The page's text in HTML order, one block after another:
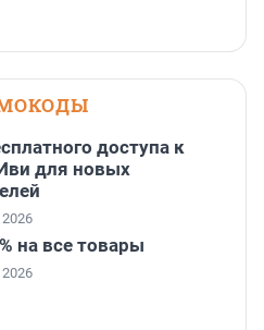
доступа к
для новых
2026
на все товары
2026